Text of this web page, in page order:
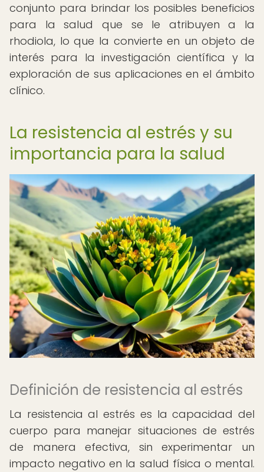
conjunto para brindar los posibles beneficios
para la salud que se le atribuyen a la
rhodiola, lo que la convierte en un objeto de
interés para la investigación científica y la
exploración de sus aplicaciones en el ámbito
clínico.
La resistencia al estrés y su
importancia para la salud
Definición de resistencia al estrés
La resistencia al estrés es la capacidad del
cuerpo para manejar situaciones de estrés
de manera efectiva, sin experimentar un
impacto negativo en la salud física o mental.